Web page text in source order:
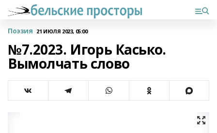
Поэзия 21 ИЮЛЯ 2023, 05:00
№7.2023. Игорь Касько.
Вымолчать слово